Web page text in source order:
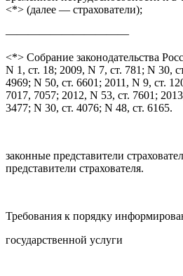
<*> (далее — страхователи);
———————————
<*> Собрание законодательства
N 1, ст. 18; 2009, N 7, ст. 781; N 30,
4969; N 50, ст. 6601; 2011, N 9, ст.
7017, 7057; 2012, N 53, ст. 7601;
3477; N 30, ст. 4076; N 48, ст. 6165.
законные представители
представители страхователя.
Требования к порядку
государственной услуги